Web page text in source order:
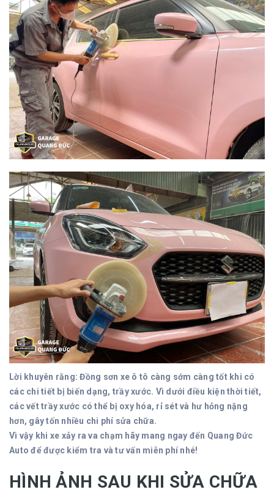
Lời khuyên rằng: Đồng sơn xe ô tô càng sớm càng tốt khi có
các chi tiết bị biến dạng, trầy xước. Vì dưới điều kiện thời tiết,
các vết trầy xước có thể bị oxy hóa, rỉ sét và hư hỏng nặng
hơn, gây tốn nhiều chi phí sửa chữa.
Vì vậy khi xe xảy ra va chạm hãy mang ngay đến Quang Đức
Auto để được kiểm tra và tư vấn miễn phí nhé!
HÌNH ẢNH SAU KHI SỬA CHỮA